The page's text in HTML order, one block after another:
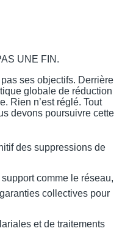
UNE FIN.
ses objectifs. Derrière
globale de réduction
Rien n’est réglé. Tout
devons poursuivre cette
des suppressions de
comme le réseau,
collectives pour
et de traitements